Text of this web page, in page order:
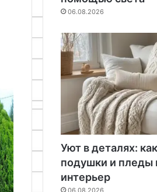
06.08.2026
Уют в деталях:
подушки и
интерьер
06.08.2026